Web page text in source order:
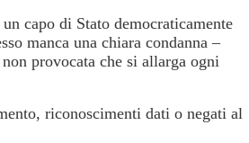
capo di Stato democraticamente
manca una chiara condanna –
provocata che si allarga ogni
riconoscimenti dati o negati al